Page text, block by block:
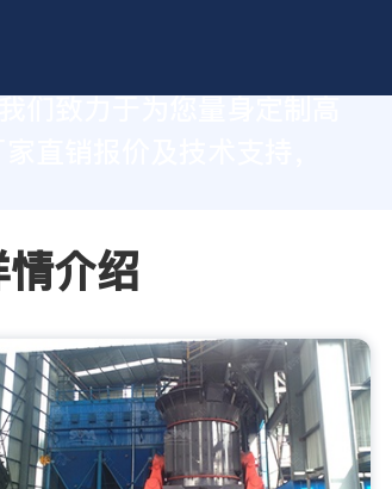
直销报价及技术支持，
介绍